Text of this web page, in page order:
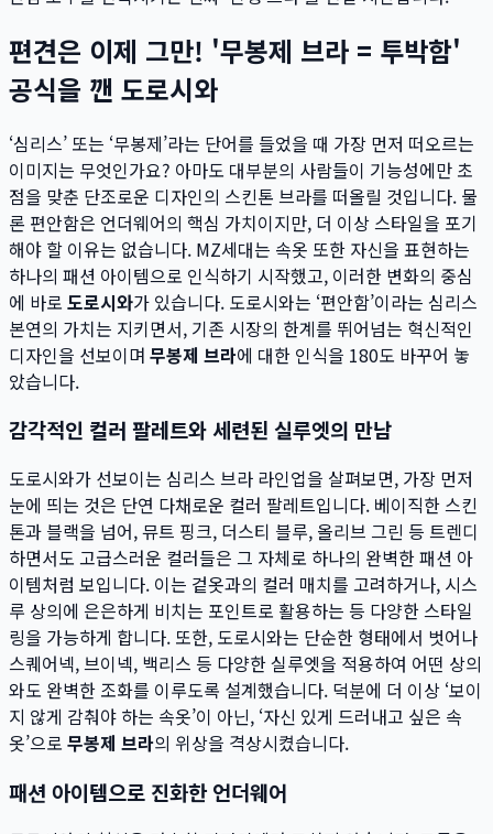
편견은 이제 그만! '무봉제 브라 = 투박함'
공식을 깬 도로시와
‘심리스’ 또는 ‘무봉제’라는 단어를 들었을 때 가장 먼저 떠오르는
이미지는 무엇인가요? 아마도 대부분의 사람들이 기능성에만 초
점을 맞춘 단조로운 디자인의 스킨톤 브라를 떠올릴 것입니다. 물
론 편안함은 언더웨어의 핵심 가치이지만, 더 이상 스타일을 포기
해야 할 이유는 없습니다. MZ세대는 속옷 또한 자신을 표현하는
하나의 패션 아이템으로 인식하기 시작했고, 이러한 변화의 중심
에 바로 도로시와가 있습니다. 도로시와는 ‘편안함’이라는 심리스
본연의 가치는 지키면서, 기존 시장의 한계를 뛰어넘는 혁신적인
디자인을 선보이며 무봉제 브라에 대한 인식을 180도 바꾸어 놓
았습니다.
감각적인 컬러 팔레트와 세련된 실루엣의 만남
도로시와가 선보이는 심리스 브라 라인업을 살펴보면, 가장 먼저
눈에 띄는 것은 단연 다채로운 컬러 팔레트입니다. 베이직한 스킨
톤과 블랙을 넘어, 뮤트 핑크, 더스티 블루, 올리브 그린 등 트렌디
하면서도 고급스러운 컬러들은 그 자체로 하나의 완벽한 패션 아
이템처럼 보입니다. 이는 겉옷과의 컬러 매치를 고려하거나, 시스
루 상의에 은은하게 비치는 포인트로 활용하는 등 다양한 스타일
링을 가능하게 합니다. 또한, 도로시와는 단순한 형태에서 벗어나
스퀘어넥, 브이넥, 백리스 등 다양한 실루엣을 적용하여 어떤 상의
와도 완벽한 조화를 이루도록 설계했습니다. 덕분에 더 이상 ‘보이
지 않게 감춰야 하는 속옷’이 아닌, ‘자신 있게 드러내고 싶은 속
옷’으로 무봉제 브라의 위상을 격상시켰습니다.
패션 아이템으로 진화한 언더웨어